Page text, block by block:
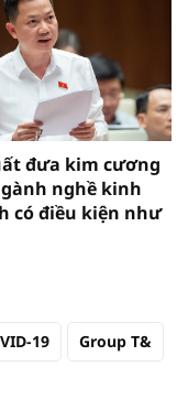
đưa kim cương
nghề kinh
có điều kiện như
19 Group T&